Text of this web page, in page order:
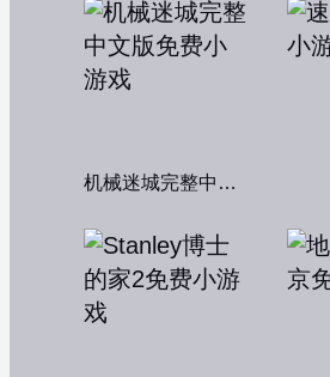
机械迷城完整中文版